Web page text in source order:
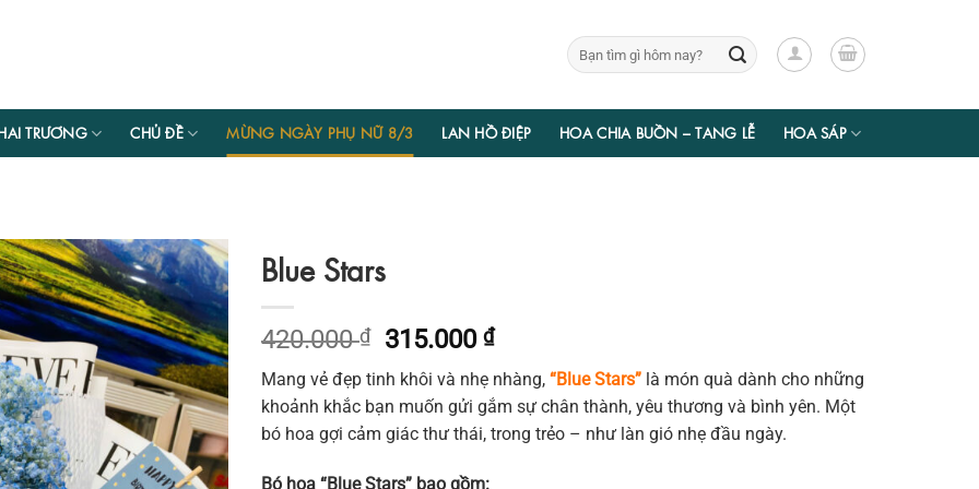
Tìm
kiếm:
TRƯƠNG CHỦ ĐỀ MỪNG NGÀY PHỤ NỮ 8/3 LAN HỒ ĐIỆP HOA CHIA BUỒN – TANG LỄ HOA SÁP
Blue Stars
420.000₫
Giá
gốc
là:
420.000 ₫.
315.000₫Giá
hiện
tại
là:
315.000 ₫.
Mang vẻ đẹp tinh khôi và nhẹ nhàng, “Blue Stars” là món quà dành cho những
khoảnh khắc bạn muốn gửi gắm sự chân thành, yêu thương và bình yên. Một
bó hoa gợi cảm giác thư thái, trong trẻo – như làn gió nhẹ đầu ngày.
Bó hoa “Blue Stars” bao gồm: